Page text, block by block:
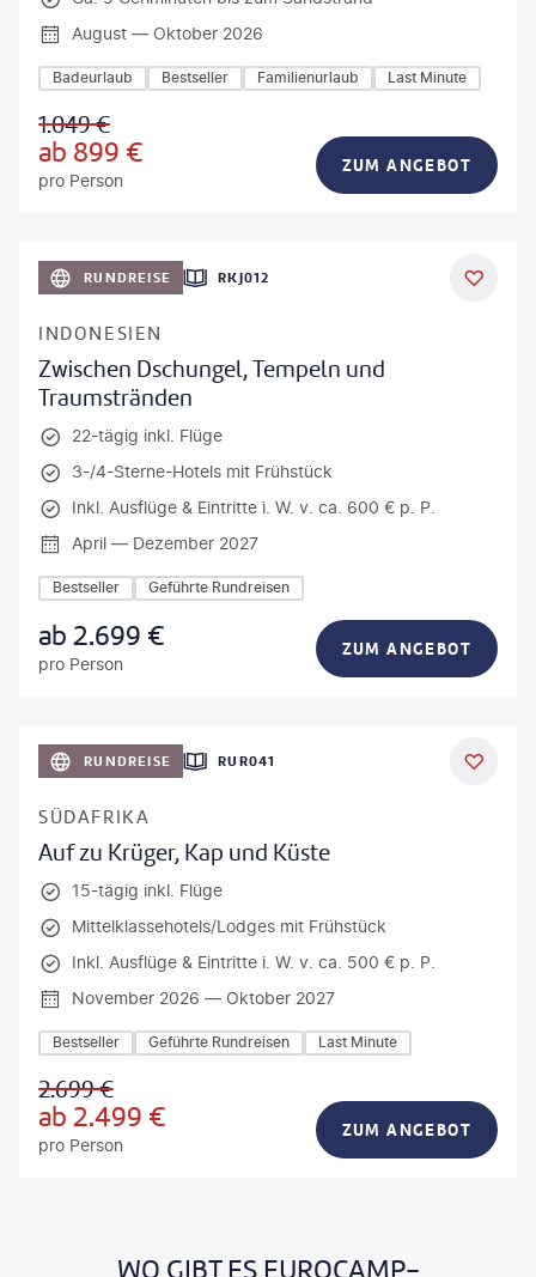
August — Oktober 2026
Badeurlaub Bestseller Familienurlaub Last Minute
1.049€
ab 899 €
pro Person
ZUM ANGEBOT
RUNDREISE RKJ012
INDONESIEN
Zwischen Dschungel, Tempeln und
Traumstränden
22-tägig inkl. Flüge
3-/4-Sterne-Hotels mit Frühstück
Inkl. Ausflüge & Eintritte i. W. v. ca. 600 € p. P.
April — Dezember 2027
Bestseller Geführte Rundreisen
ab2.699 €
pro Person
ZUM ANGEBOT
DEAL
RUNDREISE RUR041
SÜDAFRIKA
Auf zu Krüger, Kap und Küste
15-tägig inkl. Flüge
Mittelklassehotels/Lodges mit Frühstück
Inkl. Ausflüge & Eintritte i. W. v. ca. 500 € p. P.
November 2026 — Oktober 2027
Bestseller Geführte Rundreisen Last Minute
2.699€
ab2.499 €
pro Person
ZUM ANGEBOT